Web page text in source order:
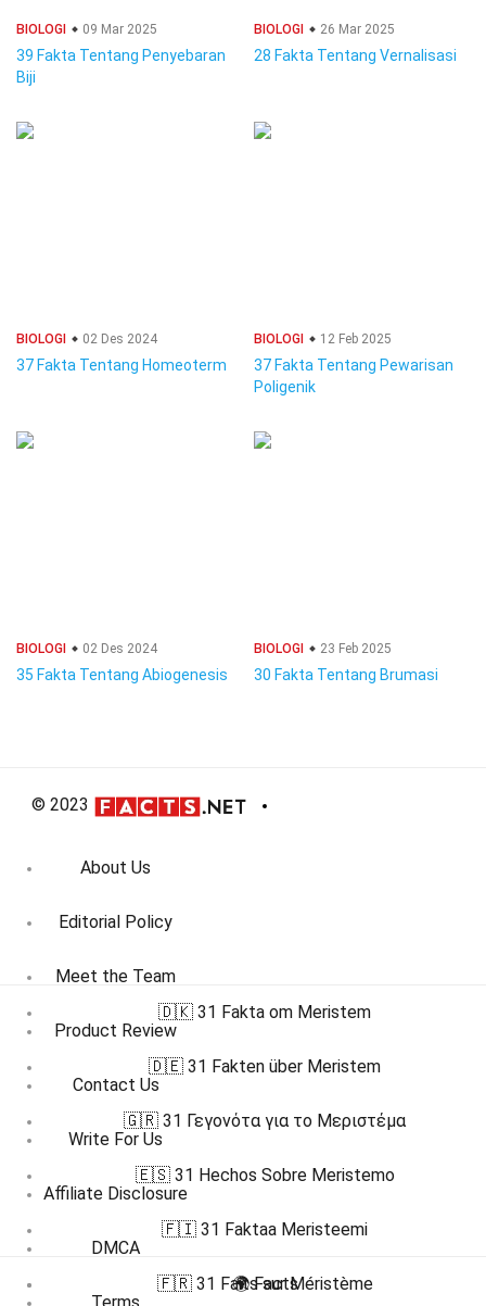
BIOLOGI 09 Mar 2025
39 Fakta Tentang Penyebaran
Biji
BIOLOGI 26 Mar 2025
28 Fakta Tentang Vernalisasi
BIOLOGI 02 Des 2024
37 Fakta Tentang Homeoterm
BIOLOGI 12 Feb 2025
37 Fakta Tentang Pewarisan
Poligenik
BIOLOGI 02 Des 2024
35 Fakta Tentang Abiogenesis
BIOLOGI 23 Feb 2025
30 Fakta Tentang Brumasi
© 2023
About Us
Editorial Policy
Meet the Team
Product Review
Contact Us
Write For Us
Affiliate Disclosure
DMCA
🇩🇰 31 Fakta om Meristem
🇩🇪 31 Fakten über Meristem
🇬🇷 31 Γεγονότα για το Μεριστέμα
🇪🇸 31 Hechos Sobre Meristemo
🇫🇮 31 Faktaa Meristeemi
🇫🇷 31 Faits sur Méristème
🌍 Facts